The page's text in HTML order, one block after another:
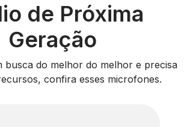
de Próxima
Geração
busca do melhor do melhor e precisa
confira esses microfones.